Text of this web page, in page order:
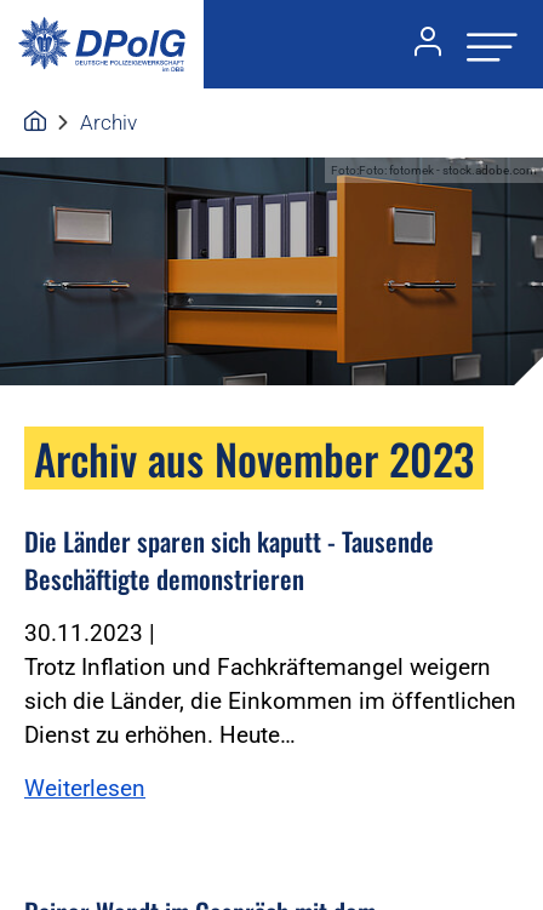
Archiv
Foto:Foto: fotomek - stock.adobe.com
Archiv aus November 2023
Die Länder sparen sich kaputt - Tausende
Beschäftigte demonstrieren
30.11.2023 |
Trotz Inflation und Fachkräftemangel weigern
sich die Länder, die Einkommen im öffentlichen
Dienst zu erhöhen. Heute…
Weiterlesen